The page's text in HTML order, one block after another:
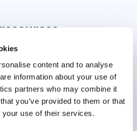
content and to analyse
information about your use of
partners who may combine it
you’ve provided to them or that
your use of their services.
del Suicidio